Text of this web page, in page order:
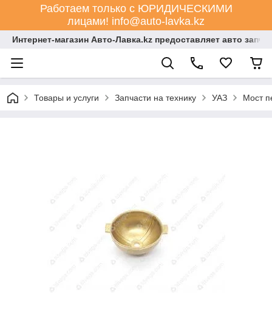
Работаем только с ЮРИДИЧЕСКИМИ
лицами! info@auto-lavka.kz
Интернет-магазин Авто-Лавка.kz предоставляет авто
Товары и услуги Запчасти на технику УАЗ Мост